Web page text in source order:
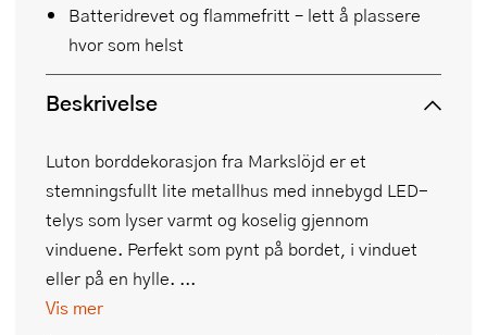
Batteridrevet og flammefritt – lett å plassere
hvor som helst
Beskrivelse
Luton borddekorasjon fra Markslöjd er et
stemningsfullt lite metallhus med innebygd LED-
telys som lyser varmt og koselig gjennom
vinduene. Perfekt som pynt på bordet, i vinduet
eller på en hylle. ...
Vis mer